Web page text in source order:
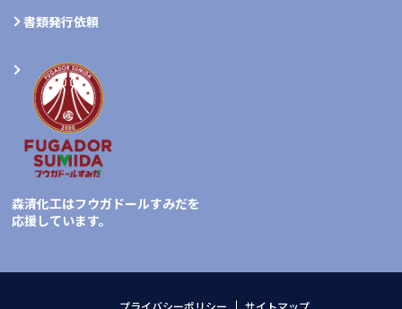
書類発行依頼
森清化工はフウガドールすみだを
応援しています。
プライバシーポリシー サイトマップ